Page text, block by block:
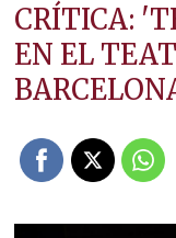
CRÍTICA:
EN EL